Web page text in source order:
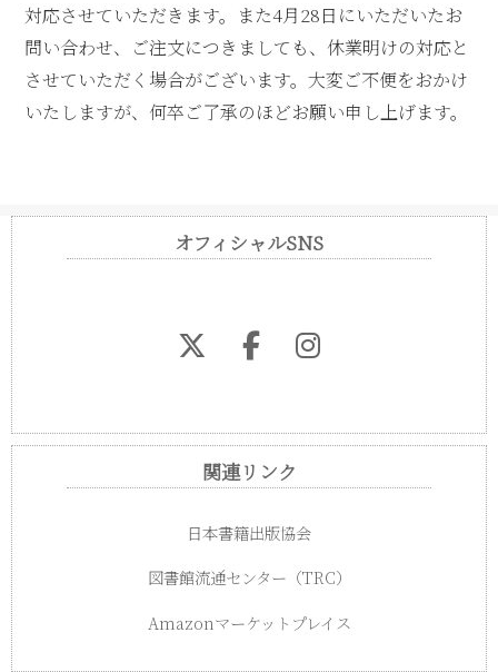
対応させていただきます。また4月28日にいただいたお
問い合わせ、ご注文につきましても、休業明けの対応と
させていただく場合がございます。大変ご不便をおかけ
いたしますが、何卒ご了承のほどお願い申し上げます。
オフィシャルSNS
関連リンク
日本書籍出版協会
図書館流通センター（TRC）
Amazonマーケットプレイス